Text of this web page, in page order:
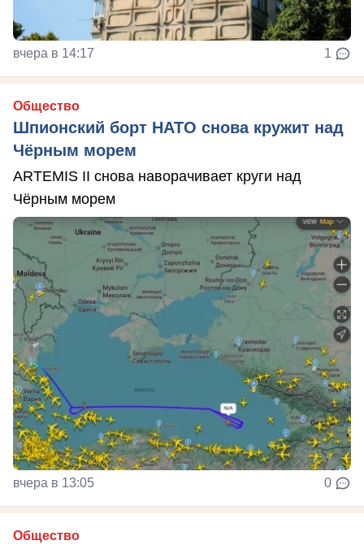
вчера в 14:17 1
Общество
Шпионский борт НАТО снова кружит над
Чёрным морем
ARTEMIS II снова наворачивает круги над
Чёрным морем
вчера в 13:05 0
Общество